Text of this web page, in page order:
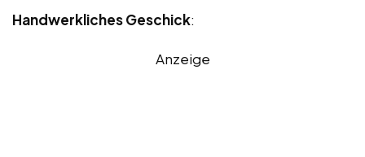
Handwerkliches Geschick:
Anzeige